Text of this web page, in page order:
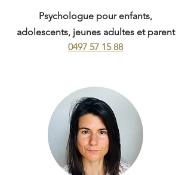
Psychologue pour enfants,
adolescents, jeunes adultes et parent
0497 57 15 88